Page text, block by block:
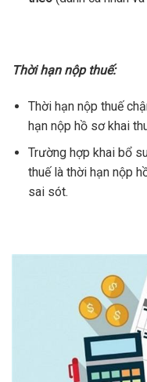
Thời hạn nộp thuế:
Thời hạn nộp thuế
hạn nộp hồ sơ khai
Trường hợp khai bổ
thuế là thời hạn nộp
sai sót.